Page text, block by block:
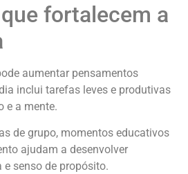
fortalecem a
aumentar pensamentos
inclui tarefas leves e produtivas
e a mente.
de grupo, momentos educativos
ajudam a desenvolver
senso de propósito.